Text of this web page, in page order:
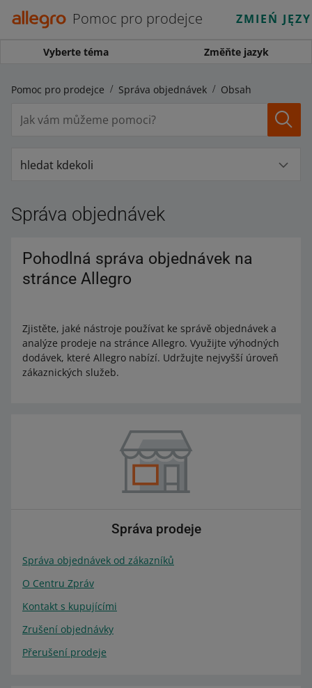
Pomoc pro prodejce ZMIEŃ
Vyberte téma Změňte jazyk
Pomoc pro prodejce Správa objednávek Obsah
hledat kdekoli
Správa objednávek
Pohodlná správa objednávek na
stránce Allegro
Zjistěte, jaké nástroje používat ke správě objednávek a
analýze prodeje na stránce Allegro. Využijte výhodných
dodávek, které Allegro nabízí. Udržujte nejvyšší úroveň
zákaznických služeb.
Správa prodeje
Správa objednávek od zákazníků
O Centru Zpráv
Kontakt s kupujícími
Zrušení objednávky
Přerušení prodeje